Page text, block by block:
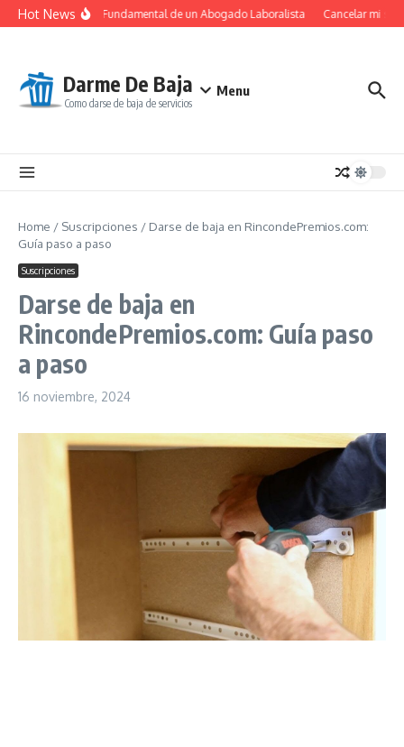
Saltar al contenido
Hot NewsEl Papel Fundamental de un Abogado Laboralista Cancelar mi
Darme De Baja
Como darse de baja de servicios
Menu
Home / Suscripciones / Darse de baja en RincondePremios.com:
Guía paso a paso
Suscripciones
Darse de baja en
RincondePremios.com: Guía paso
a paso
16 noviembre, 2024